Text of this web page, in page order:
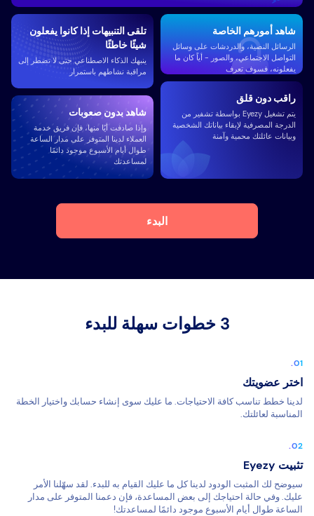
راقب دون قلق
يتم تشغيل Eyezy بواسطة تشفير من
الدرجة المصرفية لإبقاء بياناتك الشخصية
وبيانات عائلتك محمية وآمنة
شاهد أمورهم الخاصة
الرسائل النصية، والدردشات على وسائل
التواصل الاجتماعي، والصور - أياً كان ما
يفعلونه، فسوف تعرف
تلقى التنبيهات إذا كانوا يفعلون
شيئًا خاطئًا
ينبهك الذكاء الاصطناعي حتى لا تضطر إلى
مراقبة نشاطهم باستمرار
شاهد بدون صعوبات
وإذا صادفت أيًا منها، فإن فريق خدمة
العملاء لدينا المتوفر على مدار الساعة
طوال أيام الأسبوع موجود دائمًا
لمساعدتك
البدء
3 خطوات سهلة للبدء
اختر عضويتك
لدينا خطط تناسب كافة الاحتياجات. ما عليك سوى إنشاء حسابك واختيار الخطة
المناسبة لعائلتك.
تثبيت Eyezy
سيوضح لك المثبت الودود لدينا كل ما عليك القيام به للبدء. لقد سهّلنا الأمر
عليك. وفي حالة احتياجك إلى بعض المساعدة، فإن دعمنا المتوفر على مدار
الساعة طوال أيام الأسبوع موجود دائمًا لمساعدتك!